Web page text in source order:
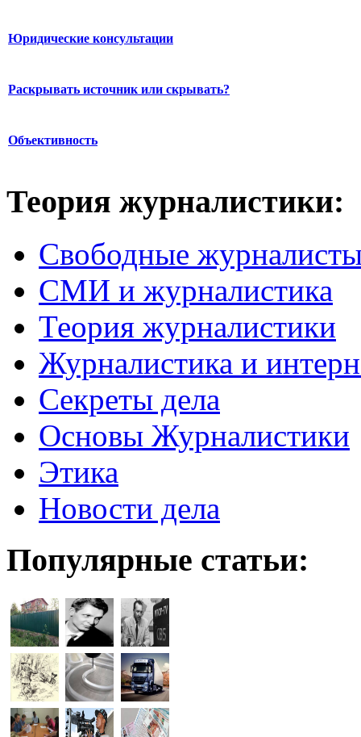
Юридические консультации
Раскрывать источник или скрывать?
Объективность
Теория журналистики:
Свободные
СМИ и журналистика
Теория журналистики
Журналистика и
Секреты дела
Основы Журналистики
Этика
Новости дела
Популярные статьи: